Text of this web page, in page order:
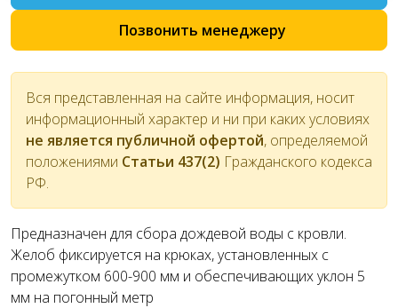
Позвонить менеджеру
Вся представленная на сайте информация, носит
информационный характер и ни при каких условиях
не является публичной офертой, определяемой
положениями Статьи 437(2) Гражданского кодекса
РФ.
Предназначен для сбора дождевой воды с кровли.
Желоб фиксируется на крюках, установленных с
промежутком 600-900 мм и обеспечивающих уклон 5
мм на погонный метр